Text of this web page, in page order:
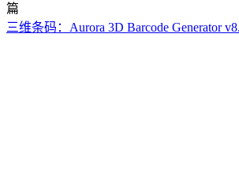
篇
三维条码：Aurora 3D Barcode Generator